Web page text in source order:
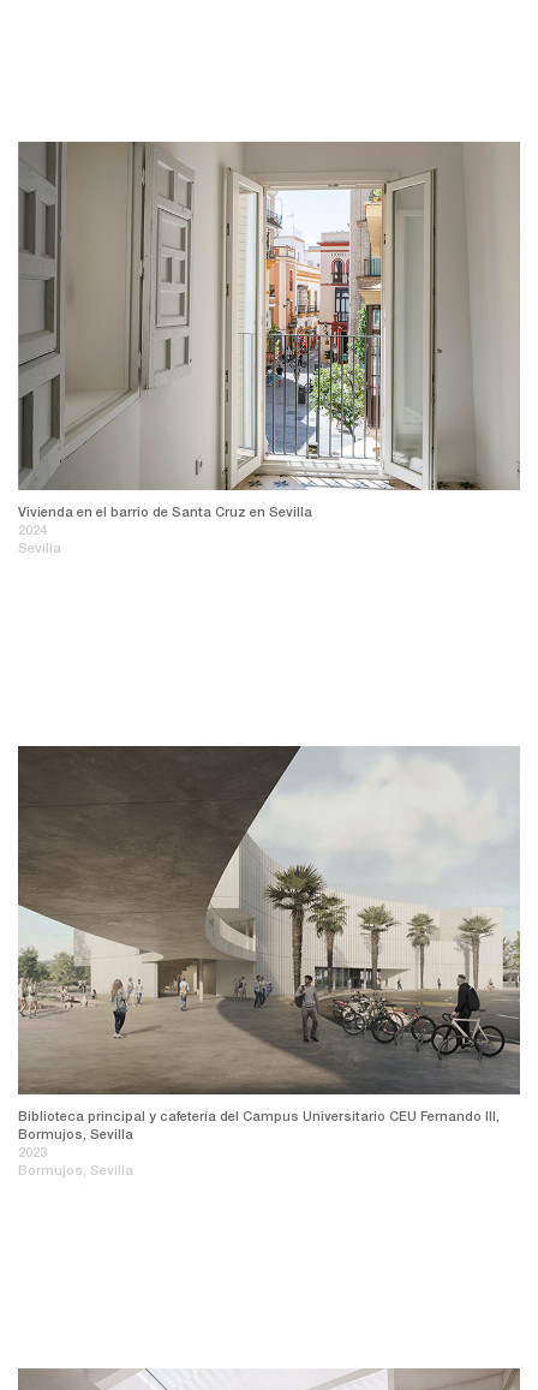
Vivienda en el barrio de Santa Cruz en Sevilla
2024
Sevilla
Biblioteca principal y cafetería del Campus Universitario CEU Fernando III,
Bormujos, Sevilla
2023
Bormujos, Sevilla